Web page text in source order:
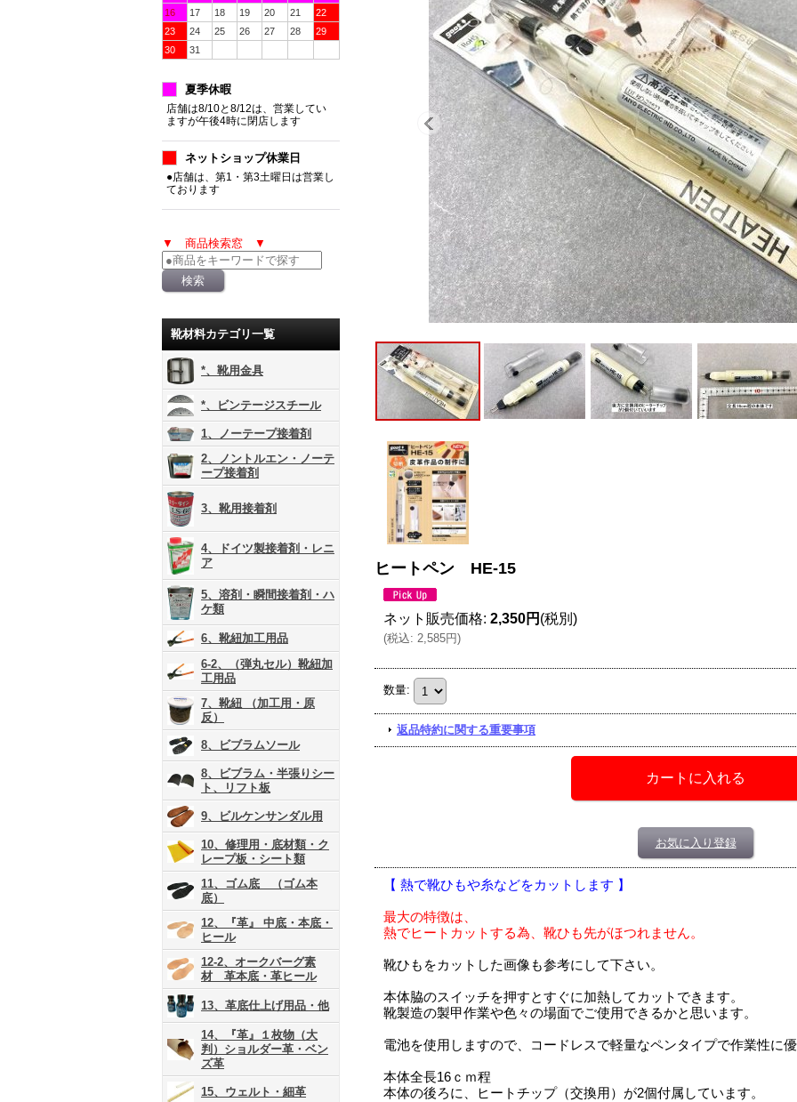
16
17 18 19 20 21
22
23
24 25 26 27 28
29
30
31
夏季休暇
店舗は8/10と8/12は、営業してい
ますが午後4時に閉店します
ネットショップ休業日
●店舗は、第1・第3土曜日は営業し
ております
▼ 商品検索窓 ▼
靴材料カテゴリ一覧
*、靴用金具
*、ビンテージスチール
1、ノーテープ接着剤
2、ノントルエン・ノーテ
ープ接着剤
3、靴用接着剤
4、ドイツ製接着剤・レニ
ア
5、溶剤・瞬間接着剤・ハ
ケ類
6、靴紐加工用品
6-2、（弾丸セル）靴紐加
工用品
7、靴紐 （加工用・原
反）
8、ビブラムソール
8、ビブラム・半張りシー
ト、リフト板
9、ビルケンサンダル用
10、修理用・底材類・ク
レープ板・シート類
11、ゴム底 （ゴム本
底）
12、『革』 中底・本底・
ヒール
12-2、オークバーグ素
材 革本底・革ヒール
13、革底仕上げ用品・他
14、『革』１枚物（大
判）ショルダー革・ベン
ズ革
15、ウェルト・細革
ヒートペン HE-15
ネット販売価格: 2,350円 (税別)
(税込: 2,585円)
数量:
返品特約に関する重要事項
お気に入り登録
【 熱で靴ひもや糸などをカットします 】
最大の特徴は、
熱でヒートカットする為、靴ひも先がほつれません。
靴ひもをカットした画像も参考にして下さい。
本体脇のスイッチを押すとすぐに加熱してカットできます。
靴製造の製甲作業や色々の場面でご使用できるかと思います。
電池を使用しますので、コードレスで軽量なペンタイプで作業性に
本体全長16ｃｍ程
本体の後ろに、ヒートチップ（交換用）が2個付属しています。